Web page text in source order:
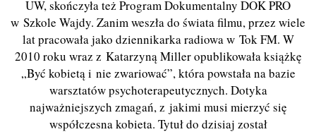
UW, skończyła też Program Dokumentalny DOK PRO
w Szkole Wajdy. Zanim weszła do świata filmu, przez wiele
lat pracowała jako dziennikarka radiowa w Tok FM. W
2010 roku wraz z Katarzyną Miller opublikowała książkę
„Być kobietą i nie zwariować”, która powstała na bazie
warsztatów psychoterapeutycznych. Dotyka
najważniejszych zmagań, z jakimi musi mierzyć się
współczesna kobieta. Tytuł do dzisiaj został